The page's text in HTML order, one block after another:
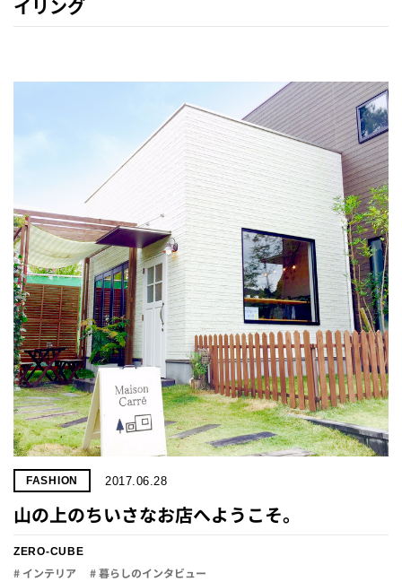
イリング
FASHION 2017.06.28
山の上のちいさなお店へようこそ。
ZERO-CUBE
# インテリア # 暮らしのインタビュー